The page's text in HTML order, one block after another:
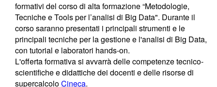
formativi del corso di alta formazione “Metodologie,
Tecniche e Tools per l’analisi di Big Data". Durante il
corso saranno presentati i principali strumenti e le
principali tecniche per la gestione e l'analisi di Big Data,
con tutorial e laboratori hands-on.
L'offerta formativa si avvarrà delle competenze tecnico-
scientifiche e didattiche dei docenti e delle risorse di
supercalcoloCineca.